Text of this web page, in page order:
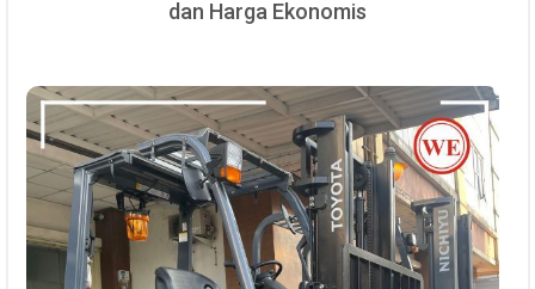
dan Harga Ekonomis